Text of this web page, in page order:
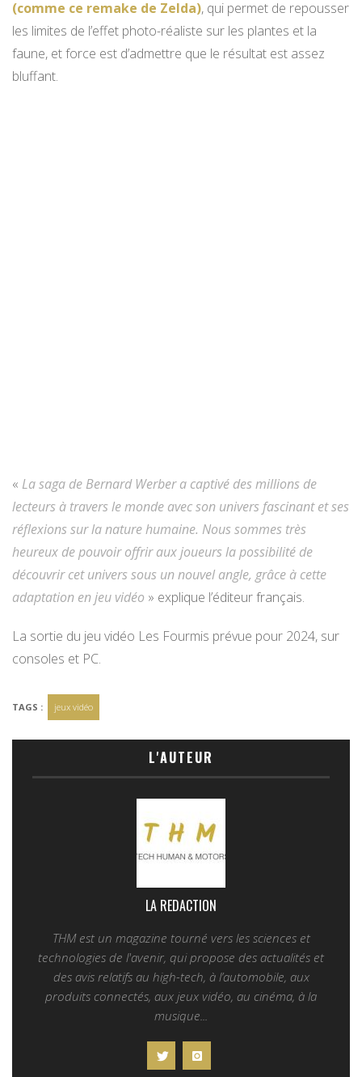
(comme ce remake de Zelda), qui permet de repousser
les limites de l’effet photo-réaliste sur les plantes et la
faune, et force est d’admettre que le résultat est assez
bluffant.
« La saga de Bernard Werber a captivé des millions de
lecteurs à travers le monde avec son univers fascinant et ses
réflexions sur la nature humaine. Nous sommes très
heureux de pouvoir offrir aux joueurs la possibilité de
découvrir cet univers sous un nouvel angle, grâce à cette
adaptation en jeu vidéo » explique l’éditeur français.
La sortie du jeu vidéo Les Fourmis prévue pour 2024, sur
consoles et PC.
TAGS : jeux vidéo
L'AUTEUR
LA REDACTION
THM est un magazine tourné vers les sciences et
technologies de l'avenir, qui propose des actualités et
des avis relatifs au high-tech, à l’automobile, aux
produits connectés, aux jeux vidéo, au cinéma, à la
musique...